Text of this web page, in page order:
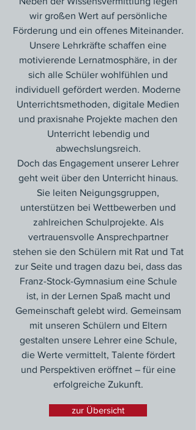
wir großen Wert auf persönliche
Förderung und ein offenes Miteinander.
Unsere Lehrkräfte schaffen eine
motivierende Lernatmosphäre, in der
sich alle Schüler wohlfühlen und
individuell gefördert werden. Moderne
Unterrichtsmethoden, digitale Medien
und praxisnahe Projekte machen den
Unterricht lebendig und
abwechslungsreich.
Doch das Engagement unserer Lehrer
geht weit über den Unterricht hinaus.
Sie leiten Neigungsgruppen,
unterstützen bei Wettbewerben und
zahlreichen Schulprojekte. Als
vertrauensvolle Ansprechpartner
stehen sie den Schülern mit Rat und Tat
zur Seite und tragen dazu bei, dass das
Franz-Stock-Gymnasium eine Schule
ist, in der Lernen Spaß macht und
Gemeinschaft gelebt wird. Gemeinsam
mit unseren Schülern und Eltern
gestalten unsere Lehrer eine Schule,
die Werte vermittelt, Talente fördert
und Perspektiven eröffnet – für eine
erfolgreiche Zukunft.
zur Übersicht